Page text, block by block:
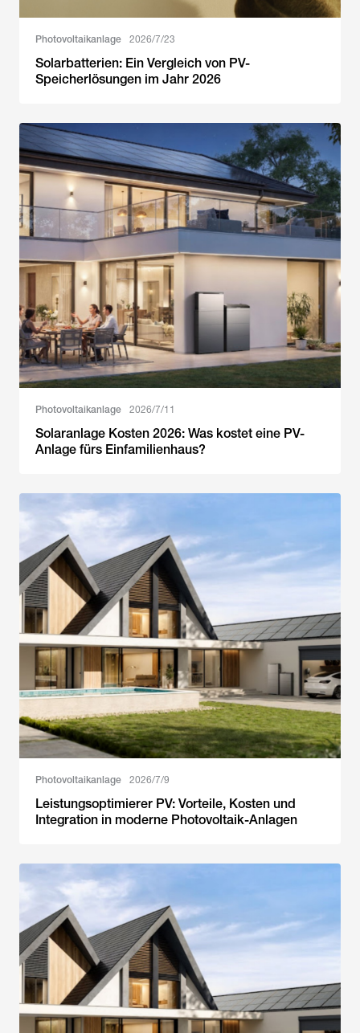
Photovoltaikanlage 2026/7/23
Solarbatterien: Ein Vergleich von PV-
Speicherlösungen im Jahr 2026
Photovoltaikanlage 2026/7/11
Solaranlage Kosten 2026: Was kostet eine PV-
Anlage fürs Einfamilienhaus?
Photovoltaikanlage 2026/7/9
Leistungsoptimierer PV: Vorteile, Kosten und
Integration in moderne Photovoltaik-Anlagen